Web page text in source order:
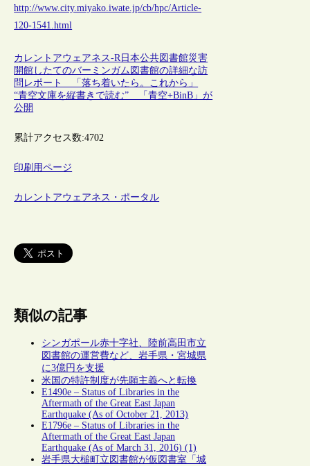
http://www.city.miyako.iwate.jp/cb/hpc/Article-
120-1541.html
カレントアウェアネス-R 日本公共図書館災害
開館したてのバーミンガム図書館の詳細な訪
問レポート 「落ち着いたら。これから」
“青空文庫を縦書きで読む” 「青空+BinB」が
公開
累計アクセス数:4702
印刷用ページ
カレントアウェアネス・ポータル
類似の記事
シンガポール赤十字社、陸前高田市立
図書館の運営費など、岩手県・宮城県
に3億円を支援
米国の特許制度が先願主義へと転換
E1490e – Status of Libraries in the
Aftermath of the Great East Japan
Earthquake (As of October 21, 2013)
E1796e – Status of Libraries in the
Aftermath of the Great East Japan
Earthquake (As of March 31, 2016) (1)
岩手県大槌町立図書館が仮図書室「城